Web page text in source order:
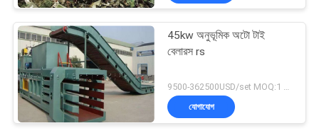
45kw অনুভূমিক অটো টাই
বেলারস rs
9500-362500USD/set MOQ:1 সেট
যোগাযোগ